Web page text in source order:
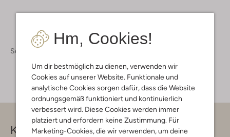
Hm, Cookies!
Um dir bestmöglich zu dienen, verwenden wir
Cookies auf unserer Website. Funktionale und
analytische Cookies sorgen dafür, dass die Website
ordnungsgemäß funktioniert und kontinuierlich
verbessert wird. Diese Cookies werden immer
platziert und erfordern keine Zustimmung. Für
Marketing-Cookies, die wir verwenden, um deine
Schuhe
Kontakt